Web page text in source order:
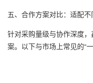
五、合作方案对比：适配
针对采购量级与协作深度
案。以下与市场上常见的“